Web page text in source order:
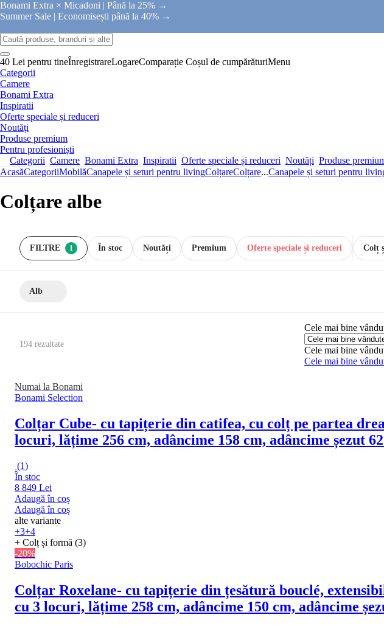
Bonami Extra × Micadoni | Până la 25% →
Summer Sale | Economisești până la 40% →
40 Lei pentru tineÎnregistrareLogareComparație Coșul de cumpărăturiMenu
Categorii
Camere
Bonami Extra
Inspiratii
Oferte speciale și reduceri
Noutăți
Produse premium
Pentru profesioniști
Categorii Camere Bonami Extra Inspiratii Oferte speciale și reduceri Noutăți Produse
AcasăCategoriiMobilăCanapele și seturi pentru livingColțareColțare...Canapele și seturi pentru
Colțare albe
FILTRE 1 În stoc Oferte speciale și reduceri
Noutăți Premium Colț
Alb
194 rezultate
Cele mai bine
Cele mai bine
Cele mai bine
Numai la Bonami
Bonami Selection
Colțar Cube- cu tapițerie din catifea, cu colț pe partea
locuri, lățime 256 cm, adâncime 158 cm, adâncime șezut
(1)
În stoc
8 849 Lei
Adaugă în coș
Adaugă în coș
alte variante
+3+4
+ Colț și formă (3)
-20%
Bobochic Paris
Colțar Roxelane- cu tapițerie din țesătură bouclé,
cu 3 locuri, lățime 258 cm, adâncime 150 cm, adâncime